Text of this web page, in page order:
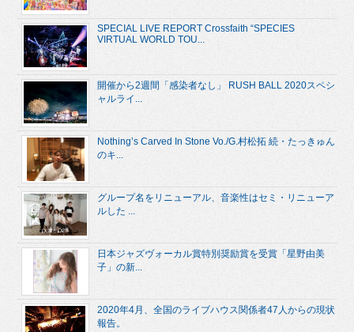
SPECIAL LIVE REPORT Crossfaith “SPECIES
VIRTUAL WORLD TOU...
開催から2週間「感染者なし」 RUSH BALL 2020スペシ
ャルライ...
Nothing’s Carved In Stone Vo./G.村松拓 続・たっきゅん
のキ...
グループ名をリニューアル、音楽性はセミ・リニューア
ルした ...
日本ジャズヴォーカル賞特別奨励賞を受賞「星野由美
子」の新...
2020年4月、全国のライブハウス関係者47人からの現状
報告。